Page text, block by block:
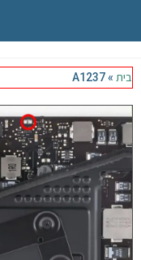
iPhone
iPad
אביזרים לApple
בית »
A1237